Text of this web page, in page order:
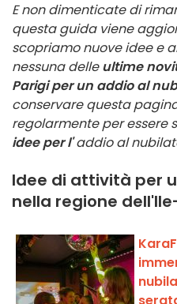
E non dimenticate di
questa guida viene
scopriamo nuove idee e
nessuna delleultime
Parigi per un addio al
conservare questa
regolarmente per essere
idee per l'addio al
Idee di attività per
nella regione